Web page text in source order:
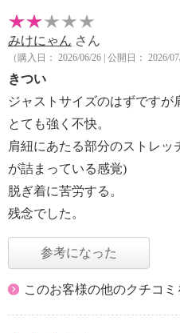
みけにゃん さん
（購入日： 2026/06/26 | 公開日： 2026/07/
きつい
ジャストサイズのはずです
とても強く不快。
肩紐にあたる部分のストレッ
が詰まっている感覚)
脱ぎ着に苦労する。
残念でした。
参考になった
このお客様の他のクチコミ